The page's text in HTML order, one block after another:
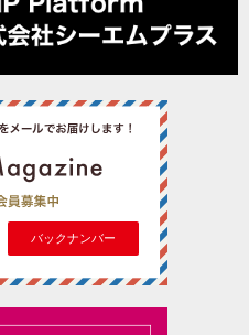
バックナンバー